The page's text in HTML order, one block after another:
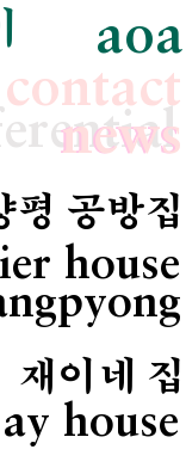
aoa
contact
news
news
house
평 공방집
house
재이네 집